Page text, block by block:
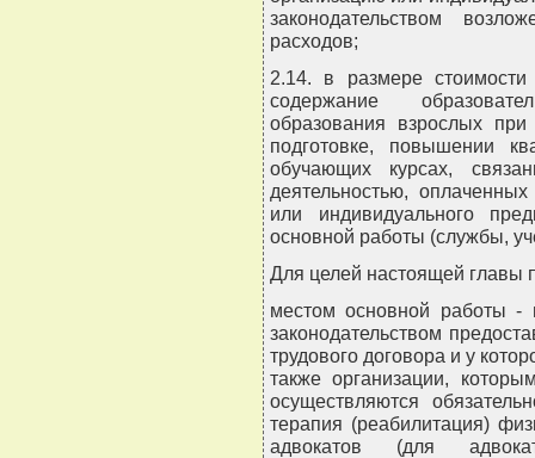
законодательством
расходов;
2.14. в размере
содержание
образования взрослых при
подготовке, повышении
обучающих курсах,
деятельностью,
или индивидуального
основной работы (службы,
Для целей настоящей главы
местом основной работы -
законодательством
трудового договора и у
также организации,
осуществляются
терапия (реабилитация)
адвокатов (для